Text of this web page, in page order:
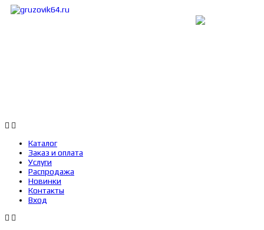
Каталог
Заказ и оплата
Услуги
Распродажа
Новинки
Контакты
Вход